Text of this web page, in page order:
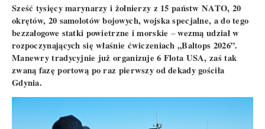
Sześć tysięcy marynarzy i żołnierzy z 15 państw NATO, 20
okrętów, 20 samolotów bojowych, wojska specjalne, a do tego
bezzałogowe statki powietrzne i morskie –wezmą udział w
rozpoczynających się właśnie ćwiczeniach „Baltops 2026”.
Manewry tradycyjnie już organizuje 6 Flota USA, zaś tak
zwaną fazę portową po raz pierwszy od dekady gościła
Gdynia.